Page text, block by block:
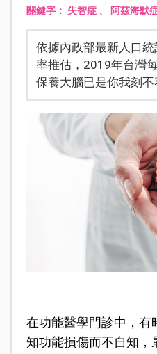
關鍵字： 失智症、 阿茲海默
依據內政部最新人口
率推估，2019年台灣
保養大腦已是你我刻不
在功能醫學門診中，有
知功能損傷而不自知，